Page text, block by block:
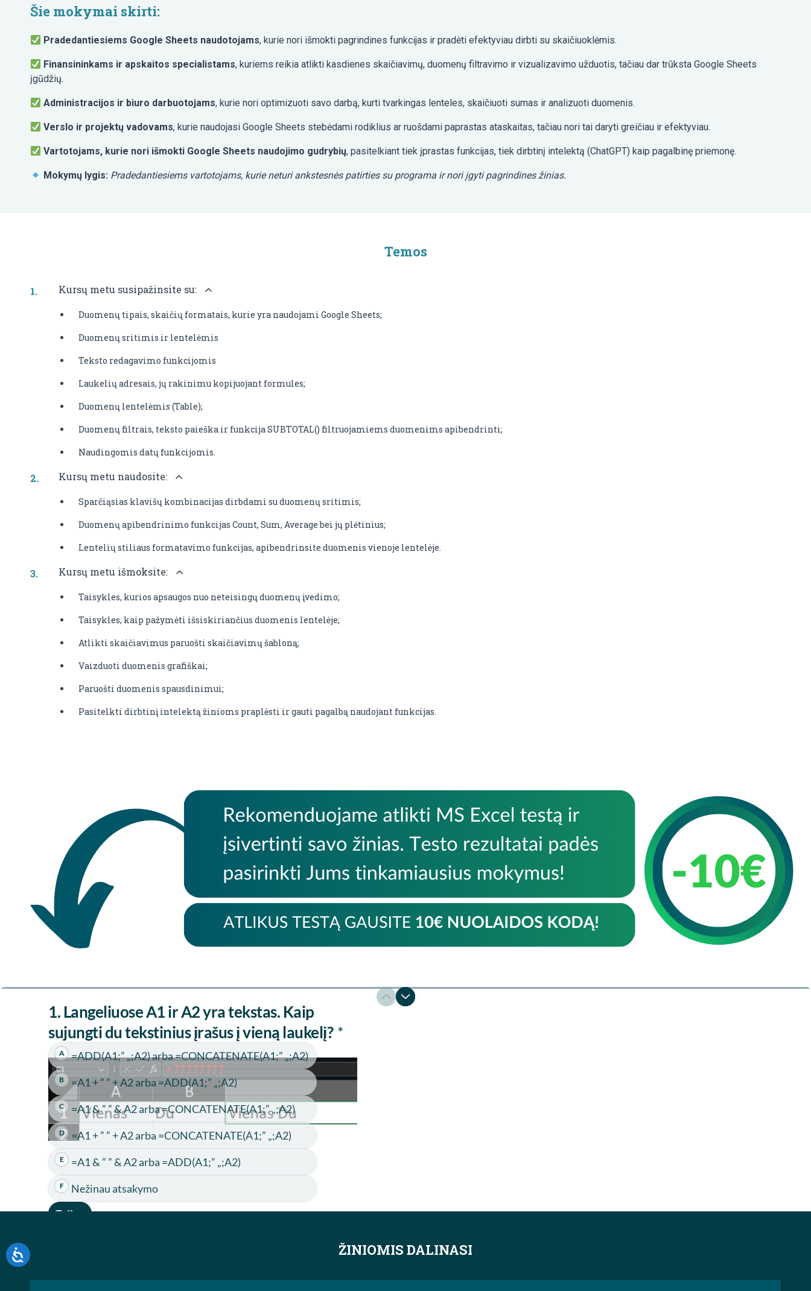
Šie mokymai skirti:
Pradedantiesiems Google Sheets naudotojams, kurie nori išmokti pagrindines funkcijas ir pradėti efektyviau dirbti su skaičiuoklėmis.
Finansininkams ir apskaitos specialistams, kuriems reikia atlikti kasdienes skaičiavimų, duomenų filtravimo ir vizualizavimo užduotis, tačiau dar trūksta Google Sheets
įgūdžių.
Administracijos ir biuro darbuotojams, kurie nori optimizuoti savo darbą, kurti tvarkingas lenteles, skaičiuoti sumas ir analizuoti duomenis.
Verslo ir projektų vadovams, kurie naudojasi Google Sheets stebėdami rodiklius ar ruošdami paprastas ataskaitas, tačiau nori tai daryti greičiau ir efektyviau.
Vartotojams, kurie nori išmokti Google Sheets naudojimo gudrybių, pasitelkiant tiek įprastas funkcijas, tiek dirbtinį intelektą (ChatGPT) kaip pagalbinę priemonę.
Mokymų lygis: Pradedantiesiems vartotojams, kurie neturi ankstesnės patirties su programa ir nori įgyti pagrindines žinias.
Temos
Kursų metu susipažinsite su:
Duomenų tipais, skaičių formatais, kurie yra naudojami Google Sheets;
Duomenų sritimis ir lentelėmis
Teksto redagavimo funkcijomis
Laukelių adresais, jų rakinimu kopijuojant formules;
Duomenų lentelėmis (Table);
Duomenų filtrais, teksto paieška ir funkcija SUBTOTAL() filtruojamiems duomenims apibendrinti;
Naudingomis datų funkcijomis.
Kursų metu naudosite:
Sparčiąsias klavišų kombinacijas dirbdami su duomenų sritimis;
Duomenų apibendrinimo funkcijas Count, Sum, Average bei jų plėtinius;
Lentelių stiliaus formatavimo funkcijas, apibendrinsite duomenis vienoje lentelėje.
Kursų metu išmoksite:
Taisykles, kurios apsaugos nuo neteisingų duomenų įvedimo;
Taisykles, kaip pažymėti išsiskiriančius duomenis lentelėje;
Atlikti skaičiavimus paruošti skaičiavimų šabloną;
Vaizduoti duomenis grafiškai;
Paruošti duomenis spausdinimui;
Pasitelkti dirbtinį intelektą žinioms praplėsti ir gauti pagalbą naudojant funkcijas.
ŽINIOMIS DALINASI